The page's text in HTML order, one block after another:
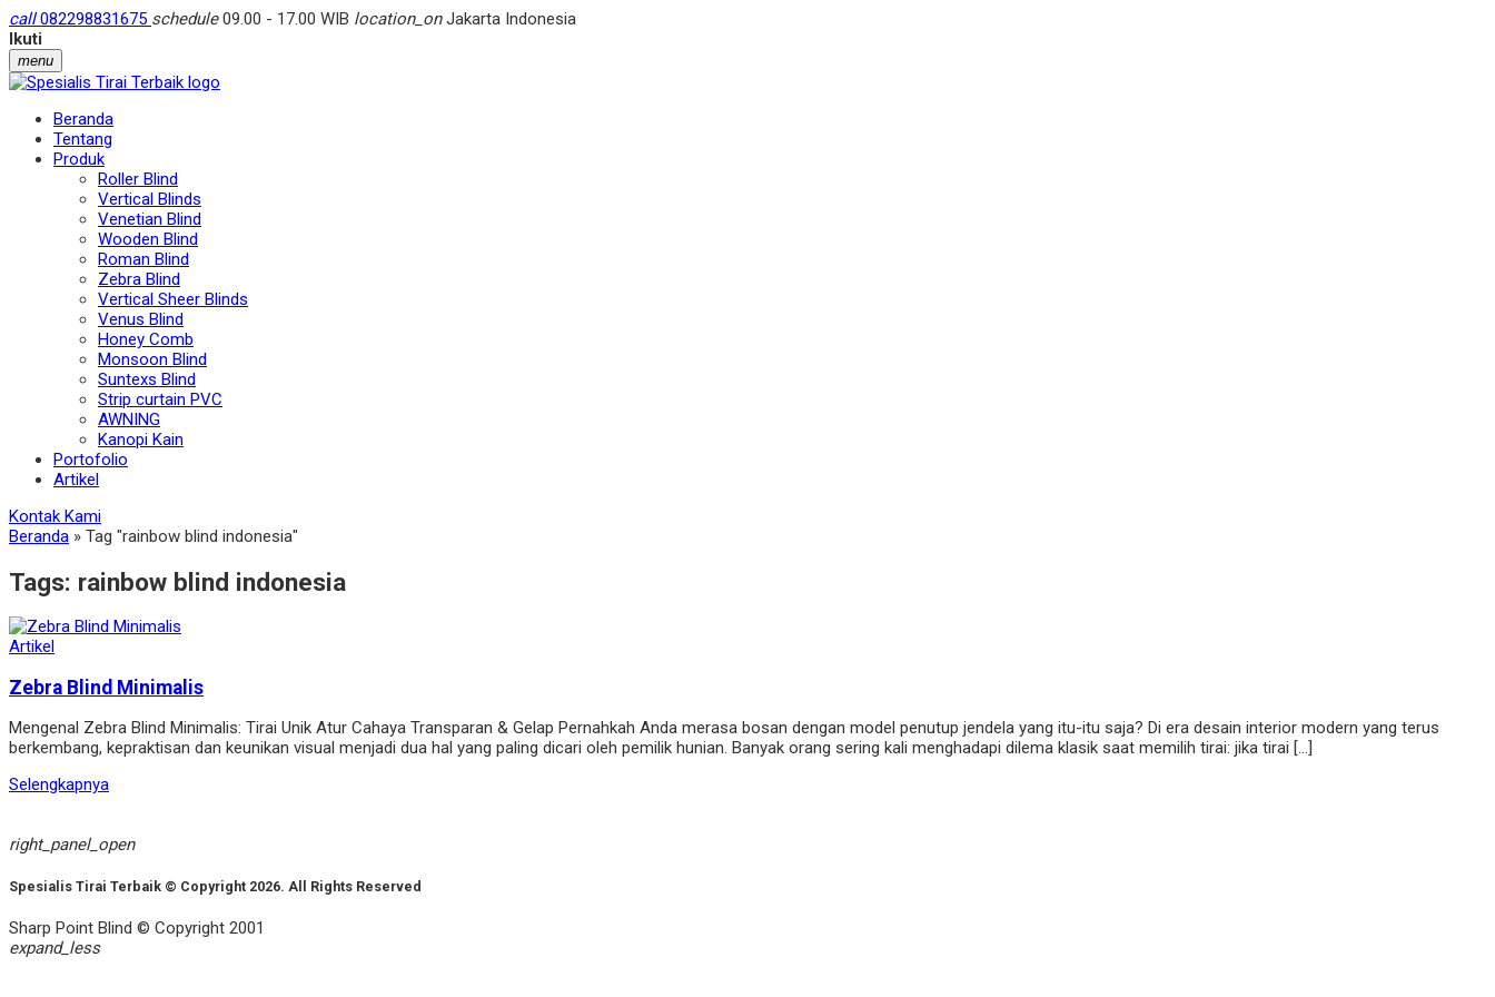
call082298831675 schedule09.00 - 17.00 WIB location_onJakarta Indonesia
Ikuti
menu
Beranda
Tentang
Produk
Roller Blind
Vertical Blinds
Venetian Blind
Wooden Blind
Roman Blind
Zebra Blind
Vertical Sheer Blinds
Venus Blind
Honey Comb
Monsoon Blind
Suntexs Blind
Strip curtain PVC
AWNING
Kanopi Kain
Portofolio
Artikel
Kontak Kami
Beranda » Tag "rainbow blind indonesia"
Tags: rainbow blind indonesia
Artikel
Zebra Blind Minimalis
Mengenal Zebra Blind Minimalis: Tirai Unik Atur Cahaya Transparan & Gelap Pernahkah Anda merasa bosan dengan model penutup jendela yang itu-itu saja? Di era desain interior modern yang terus
berkembang, kepraktisan dan keunikan visual menjadi dua hal yang paling dicari oleh pemilik hunian. Banyak orang sering kali menghadapi dilema klasik saat memilih tirai: jika tirai […]
Selengkapnya
right_panel_open
Spesialis Tirai Terbaik © Copyright 2026. All Rights Reserved
Sharp Point Blind © Copyright 2001
expand_less